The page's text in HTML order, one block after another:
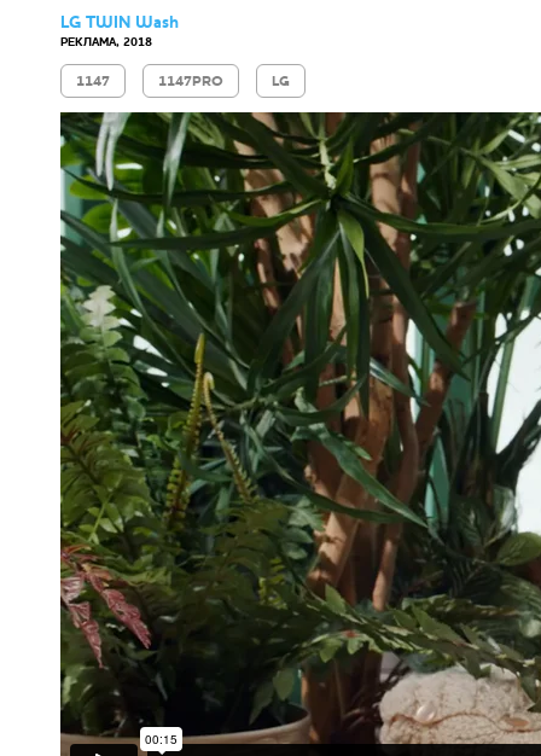
LG TWIN Wash
РЕКЛАМА, 2018
1147 1147PRO LG